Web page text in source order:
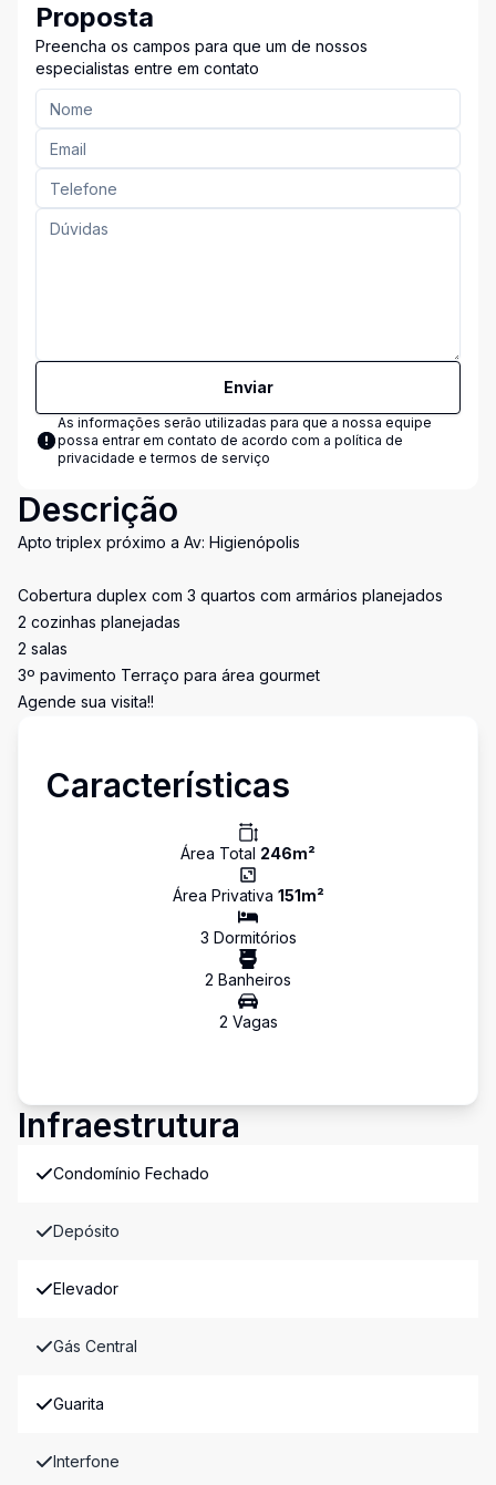
Proposta
Preencha os campos para que um de nossos
especialistas entre em contato
Enviar
As informações serão utilizadas para que a nossa equipe
possa entrar em contato de acordo com a política de
privacidade e termos de serviço
Descrição
Apto triplex próximo a Av: Higienópolis
Cobertura duplex com 3 quartos com armários planejados
2 cozinhas planejadas
2 salas
3º pavimento Terraço para área gourmet
Agende sua visita!!
Características
Área Total 246m²
Área Privativa 151m²
3 Dormitórios
2 Banheiros
2 Vagas
Infraestrutura
Condomínio Fechado
Depósito
Elevador
Gás Central
Guarita
Interfone